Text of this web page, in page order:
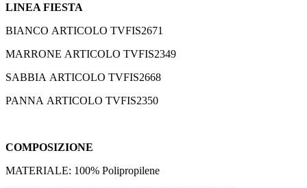
LINEA FIESTA
BIANCO ARTICOLO TVFIS2671
MARRONE ARTICOLO TVFIS2349
SABBIA ARTICOLO TVFIS2668
PANNA ARTICOLO TVFIS2350
COMPOSIZIONE
MATERIALE: 100% Polipropilene